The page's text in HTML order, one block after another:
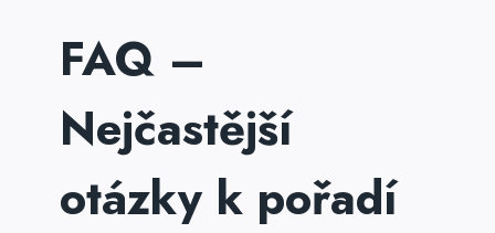
FAQ –
Nejčastější
otázky k pořadí